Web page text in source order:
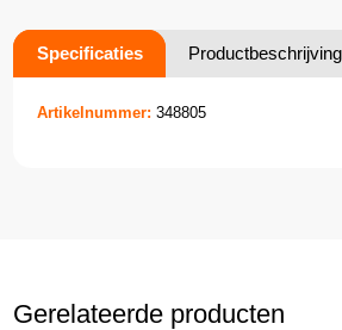
Specificaties Productbeschrijving
Artikelnummer: 348805
Gerelateerde producten